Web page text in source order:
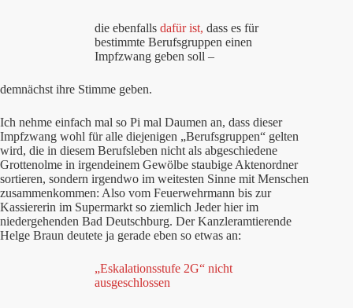
die ebenfalls dafür ist, dass es für
bestimmte Berufsgruppen einen
Impfzwang geben soll –
demnächst ihre Stimme geben.
Ich nehme einfach mal so Pi mal Daumen an, dass dieser
Impfzwang wohl für alle diejenigen „Berufsgruppen“ gelten
wird, die in diesem Berufsleben nicht als abgeschiedene
Grottenolme in irgendeinem Gewölbe staubige Aktenordner
sortieren, sondern irgendwo im weitesten Sinne mit Menschen
zusammenkommen: Also vom Feuerwehrmann bis zur
Kassiererin im Supermarkt so ziemlich Jeder hier im
niedergehenden Bad Deutschburg. Der Kanzleramtierende
Helge Braun deutete ja gerade eben so etwas an:
„Eskalationsstufe 2G“ nicht
ausgeschlossen